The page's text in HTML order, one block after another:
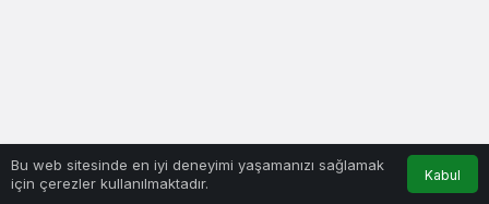
Bu web sitesinde en iyi deneyimi yaşamanızı sağlamak
için çerezler kullanılmaktadır.
Kabul